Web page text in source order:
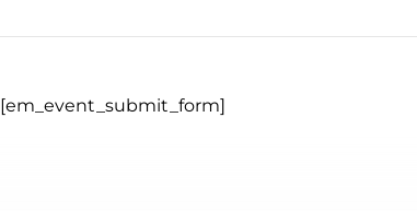
[em_event_submit_form]